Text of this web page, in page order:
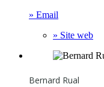
» Email
» Site web
Bernard Rual